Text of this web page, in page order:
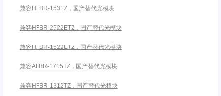
兼容HFBR-1531Z，国产替代光模块
兼容HFBR-2522ETZ，国产替代光模块
兼容HFBR-1522ETZ，国产替代光模块
兼容AFBR-1715TZ，国产替代光模块
兼容HFBR-1312TZ，国产替代光模块